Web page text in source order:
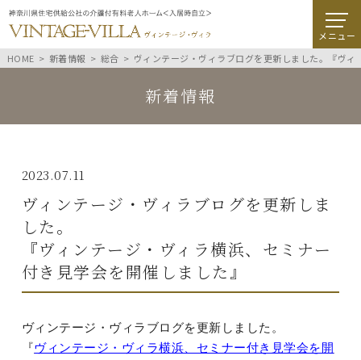
メニュー
HOME
新着情報 総合 ヴィンテージ・ヴィラブログを更新しました。『ヴ
新着情報
2023.07.11
ヴィンテージ・ヴィラブログを更新しま
した。
『ヴィンテージ・ヴィラ横浜、セミナー
付き見学会を開催しました』
ヴィンテージ・ヴィラブログを更新しました。
『ヴィンテージ・ヴィラ横浜、セミナー付き見学会を開